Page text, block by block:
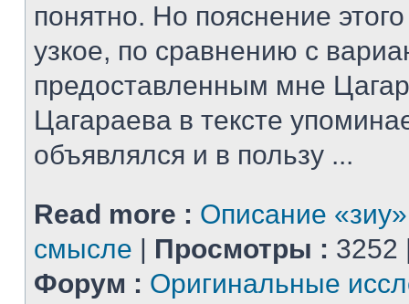
понятно. Но пояснение
узкое, по сравнению с
предоставленным мне
Цагараева в тексте
объявлялся и в пользу ...
Read more : Описание
смысле | Просмотры :
Форум : Оригинальные